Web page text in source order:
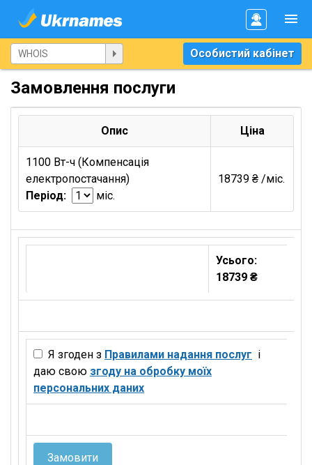
Особистий кабінет
Замовлення послуги
Опис Ціна
1100 Вт-ч (Компенсація
електропостачання)
Період:
міс.
18739 ₴ /міс.
Усього:
18739 ₴
Я згоден з Правилами надання послуг і
даю свою згоду на обробку моїх
персональних даних
Замовити